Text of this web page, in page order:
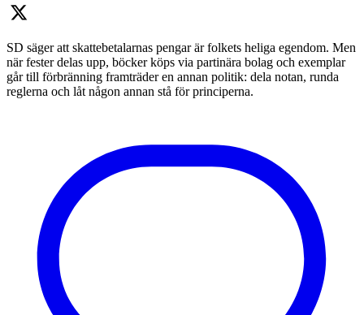
SD säger att skattebetalarnas pengar är folkets heliga egendom. Men
när fester delas upp, böcker köps via partinära bolag och exemplar
går till förbränning framträder en annan politik: dela notan, runda
reglerna och låt någon annan stå för principerna.